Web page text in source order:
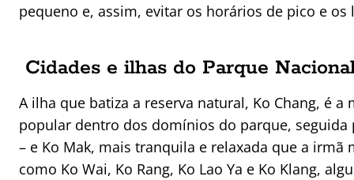
pequeno e, assim, evitar os horários de pico e
Cidades e ilhas do Parque
A ilha que batiza a reserva natural, Ko Chang, é
popular dentro dos domínios do parque, seguida
– e Ko Mak, mais tranquila e relaxada que a
como Ko Wai, Ko Rang, Ko Lao Ya e Ko Klang,